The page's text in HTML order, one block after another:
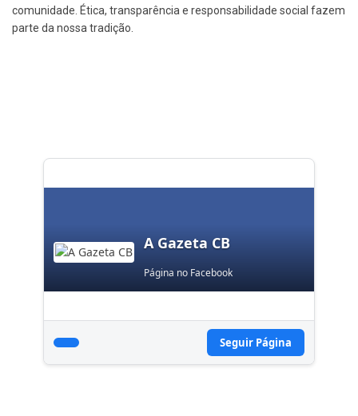
comunidade. Ética, transparência e responsabilidade social fazem
parte da nossa tradição.
A Gazeta CB
Página no Facebook
Seguir Página